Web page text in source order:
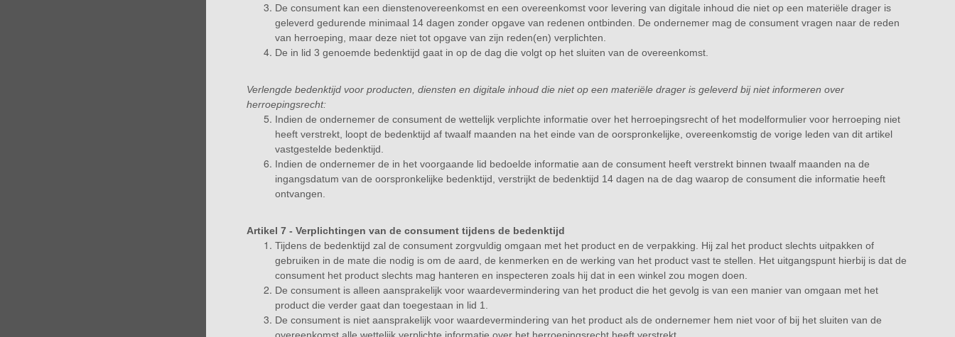
De consument kan een dienstenovereenkomst en een overeenkomst voor levering van digitale inhoud die niet op een materiële drager is
geleverd gedurende minimaal 14 dagen zonder opgave van redenen ontbinden. De ondernemer mag de consument vragen naar de reden
van herroeping, maar deze niet tot opgave van zijn reden(en) verplichten.
De in lid 3 genoemde bedenktijd gaat in op de dag die volgt op het sluiten van de overeenkomst.
Verlengde bedenktijd voor producten, diensten en digitale inhoud die niet op een materiële drager is geleverd bij niet informeren over
herroepingsrecht:
Indien de ondernemer de consument de wettelijk verplichte informatie over het herroepingsrecht of het modelformulier voor herroeping niet
heeft verstrekt, loopt de bedenktijd af twaalf maanden na het einde van de oorspronkelijke, overeenkomstig de vorige leden van dit artikel
vastgestelde bedenktijd.
Indien de ondernemer de in het voorgaande lid bedoelde informatie aan de consument heeft verstrekt binnen twaalf maanden na de
ingangsdatum van de oorspronkelijke bedenktijd, verstrijkt de bedenktijd 14 dagen na de dag waarop de consument die informatie heeft
ontvangen.
Artikel 7 - Verplichtingen van de consument tijdens de bedenktijd
Tijdens de bedenktijd zal de consument zorgvuldig omgaan met het product en de verpakking. Hij zal het product slechts uitpakken of
gebruiken in de mate die nodig is om de aard, de kenmerken en de werking van het product vast te stellen. Het uitgangspunt hierbij is dat de
consument het product slechts mag hanteren en inspecteren zoals hij dat in een winkel zou mogen doen.
De consument is alleen aansprakelijk voor waardevermindering van het product die het gevolg is van een manier van omgaan met het
product die verder gaat dan toegestaan in lid 1.
De consument is niet aansprakelijk voor waardevermindering van het product als de ondernemer hem niet voor of bij het sluiten van de
overeenkomst alle wettelijk verplichte informatie over het herroepingsrecht heeft verstrekt.